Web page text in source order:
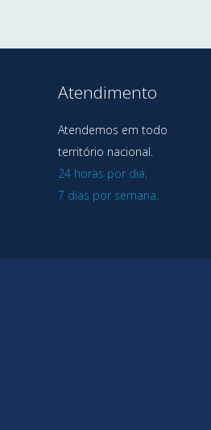
Atendimento
Atendemos em todo
território nacional.
24 horas por dia,
7 dias por semana.